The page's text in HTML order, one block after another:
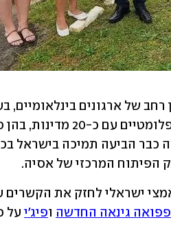
פפואה גינאה החדשה ופיג'י